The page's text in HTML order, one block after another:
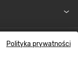
Polityka prywatności